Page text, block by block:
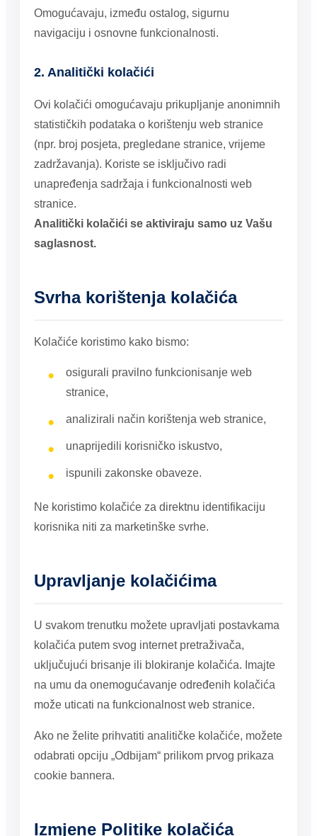
Omogućavaju, između ostalog, sigurnu
navigaciju i osnovne funkcionalnosti.
2. Analitički kolačići
Ovi kolačići omogućavaju prikupljanje anonimnih
statističkih podataka o korištenju web stranice
(npr. broj posjeta, pregledane stranice, vrijeme
zadržavanja). Koriste se isključivo radi
unapređenja sadržaja i funkcionalnosti web
stranice.
Analitički kolačići se aktiviraju samo uz Vašu
saglasnost.
Svrha korištenja kolačića
Kolačiće koristimo kako bismo:
osigurali pravilno funkcionisanje web
stranice,
analizirali način korištenja web stranice,
unaprijedili korisničko iskustvo,
ispunili zakonske obaveze.
Ne koristimo kolačiće za direktnu identifikaciju
korisnika niti za marketinške svrhe.
Upravljanje kolačićima
U svakom trenutku možete upravljati postavkama
kolačića putem svog internet pretraživača,
uključujući brisanje ili blokiranje kolačića. Imajte
na umu da onemogućavanje određenih kolačića
može uticati na funkcionalnost web stranice.
Ako ne želite prihvatiti analitičke kolačiće, možete
odabrati opciju „Odbijam“ prilikom prvog prikaza
cookie bannera.
Izmjene Politike kolačića